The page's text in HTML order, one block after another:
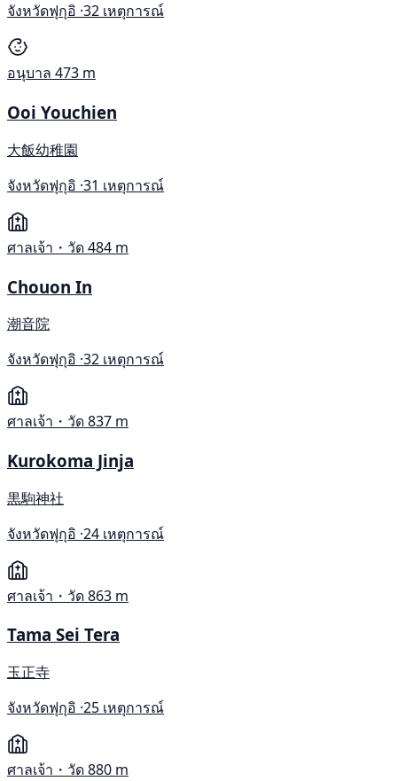
จังหวัดฟุกุอิ ·32 เหตุการณ์
อนุบาล 473 m
Ooi Youchien
大飯幼稚園
จังหวัดฟุกุอิ ·31 เหตุการณ์
ศาลเจ้า・วัด484 m
Chouon In
潮音院
จังหวัดฟุกุอิ ·32 เหตุการณ์
ศาลเจ้า・วัด837 m
Kurokoma Jinja
黒駒神社
จังหวัดฟุกุอิ ·24 เหตุการณ์
ศาลเจ้า・วัด863 m
Tama Sei Tera
玉正寺
จังหวัดฟุกุอิ ·25 เหตุการณ์
ศาลเจ้า・วัด880 m